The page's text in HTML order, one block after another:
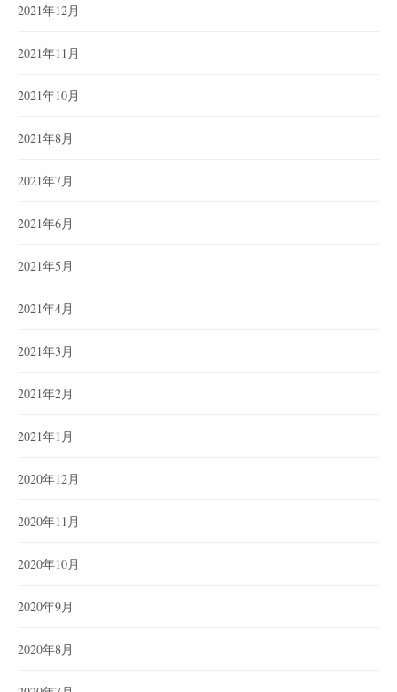
2021年12月
2021年11月
2021年10月
2021年8月
2021年7月
2021年6月
2021年5月
2021年4月
2021年3月
2021年2月
2021年1月
2020年12月
2020年11月
2020年10月
2020年9月
2020年8月